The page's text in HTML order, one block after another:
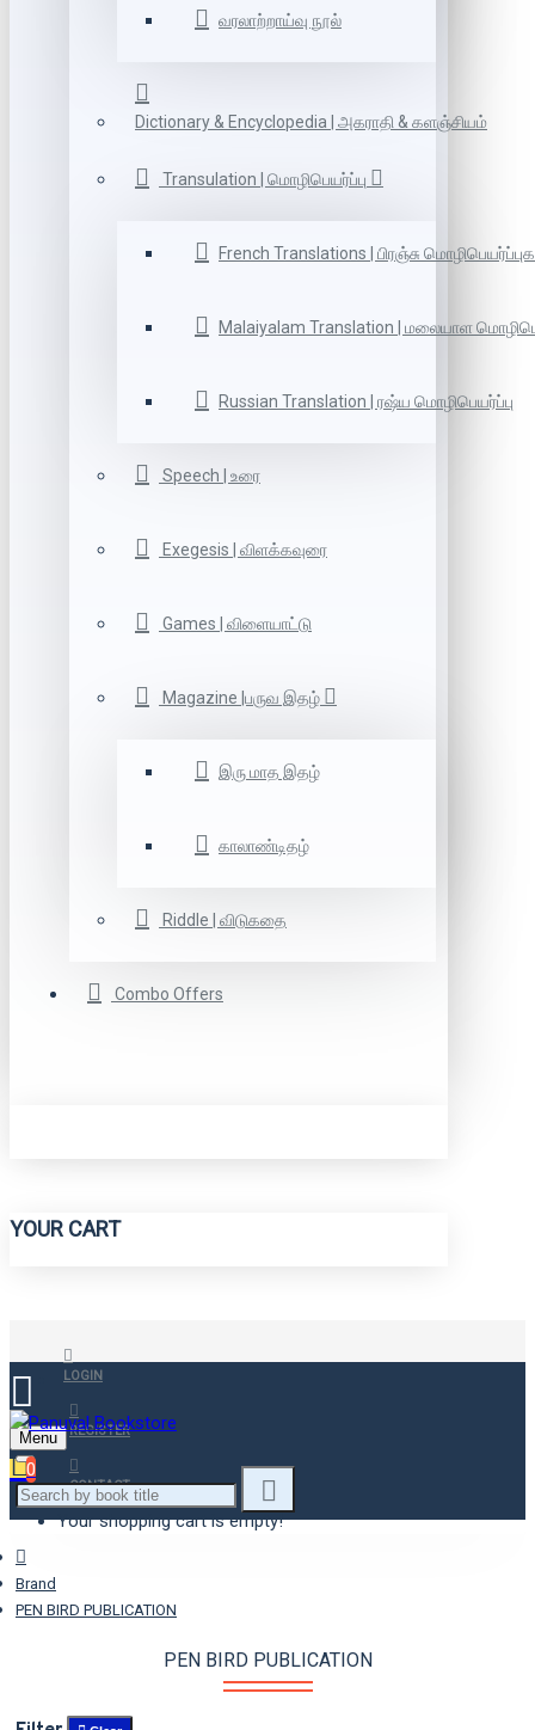
வரலாற்றாய்வு நூல்
Dictionary & Encyclopedia | அகராதி & களஞ்சியம்
Transulation | மொழிபெயர்ப்பு
French Translations | பிரஞ்சு
Malaiyalam Translation | மலையாள
Russian Translation | ரஷ்ய மொழிபெயர்ப்பு
Speech | உரை
Exegesis | விளக்கவுரை
Games | விளையாட்டு
Magazine |பருவ இதழ்
இரு மாத இதழ்
காலாண்டிதழ்
Riddle | விடுகதை
Combo Offers
YOUR CART
LOGIN
REGISTER
CONTACT
Menu
0
Your shopping cart is empty!
Brand
PEN BIRD PUBLICATION
PEN BIRD PUBLICATION